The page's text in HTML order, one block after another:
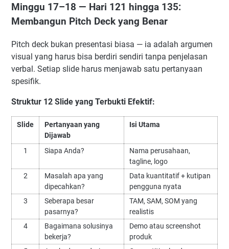
Minggu 17–18 — Hari 121 hingga 135:
Membangun Pitch Deck yang Benar
Pitch deck bukan presentasi biasa — ia adalah argumen
visual yang harus bisa berdiri sendiri tanpa penjelasan
verbal. Setiap slide harus menjawab satu pertanyaan
spesifik.
Struktur 12 Slide yang Terbukti Efektif:
Slide
Pertanyaan yang
Dijawab
Isi Utama
1 Siapa Anda?
Nama perusahaan,
tagline, logo
2
Masalah apa yang
dipecahkan?
Data kuantitatif + kutipan
pengguna nyata
3
Seberapa besar
pasarnya?
TAM, SAM, SOM yang
realistis
4
Bagaimana solusinya
bekerja?
Demo atau screenshot
produk